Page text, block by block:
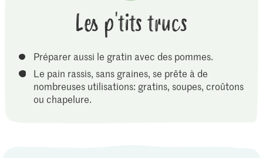
Les p'tits trucs
Préparer aussi le gratin avec des pommes.
Le pain rassis, sans graines, se prête à de
nombreuses utilisations: gratins, soupes, croûtons
ou chapelure.